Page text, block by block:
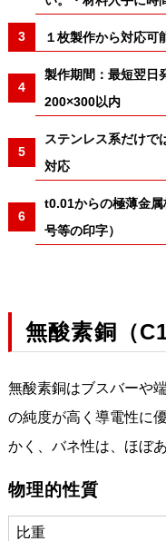
１枚製作から対応可
製作期間：最短翌日
200×300以内
ステンレス系だけで
対応
t0.01からの極薄金
号等の印字）
無酸素銅（
無酸素銅はブスバーや
の純度が高く導電性に
かく、バネ性は、ほぼ
物理的性質
比重